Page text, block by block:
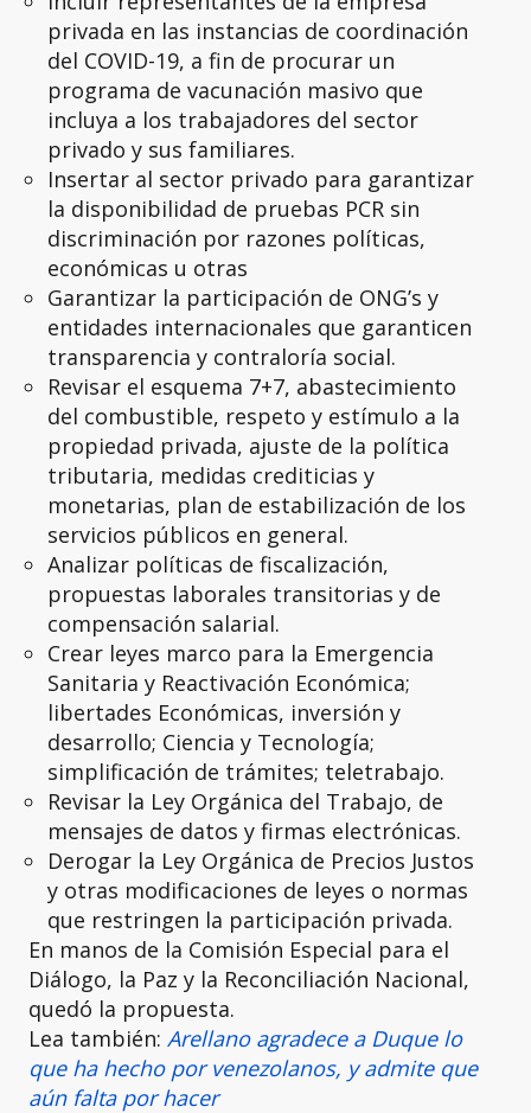
privada en las instancias de coordinación
del COVID-19, a fin de procurar un
programa de vacunación masivo que
incluya a los trabajadores del sector
privado y sus familiares.
Insertar al sector privado para garantizar
la disponibilidad de pruebas PCR sin
discriminación por razones políticas,
económicas u otras
Garantizar la participación de ONG’s y
entidades internacionales que garanticen
transparencia y contraloría social.
Revisar el esquema 7+7, abastecimiento
del combustible, respeto y estímulo a la
propiedad privada, ajuste de la política
tributaria, medidas crediticias y
monetarias, plan de estabilización de los
servicios públicos en general.
Analizar políticas de fiscalización,
propuestas laborales transitorias y de
compensación salarial.
Crear leyes marco para la Emergencia
Sanitaria y Reactivación Económica;
libertades Económicas, inversión y
desarrollo; Ciencia y Tecnología;
simplificación de trámites; teletrabajo.
Revisar la Ley Orgánica del Trabajo, de
mensajes de datos y firmas electrónicas.
Derogar la Ley Orgánica de Precios Justos
y otras modificaciones de leyes o normas
que restringen la participación privada.
En manos de la Comisión Especial para el
Diálogo, la Paz y la Reconciliación Nacional,
quedó la propuesta.
Lea también: Arellano agradece a Duque lo
que ha hecho por venezolanos, y admite que
aún falta por hacer